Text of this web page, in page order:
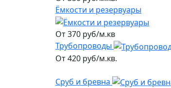
Ёмкости и резервуары
От 370 руб/м.кв
Трубопроводы
От 420 руб/м.кв.
Сруб и бревна